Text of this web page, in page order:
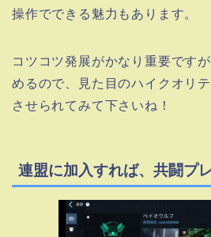
操作でできる魅力もあります。
コツコツ発展がかなり重要です
めるので、見た目のハイクオリ
させられてみて下さいね！
連盟に加入すれば、共闘プ